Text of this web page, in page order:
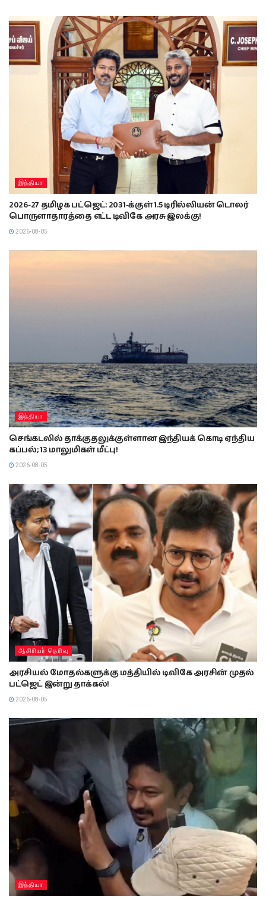
இந்தியா
2026-27 தமிழக பட்ஜெட்: 2031-க்குள் 1.5 டிரில்லியன் டொலர்
பொருளாதாரத்தை எட்ட டிவிகே அரசு இலக்கு!
2026-08-05
இந்தியா
செங்கடலில் தாக்குதலுக்குள்ளான இந்தியக் கொடி ஏந்திய
கப்பல்; 13 மாலுமிகள் மீட்பு!
2026-08-05
ஆசிரியர் தெரிவு
அரசியல் மோதல்களுக்கு மத்தியில் டிவிகே அரசின் முதல்
பட்ஜெட் இன்று தாக்கல்!
2026-08-05
இந்தியா